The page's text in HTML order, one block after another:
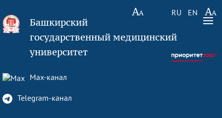
RU EN
Башкирский
государственный медицинский
университет
Max-канал
Telegram-канал